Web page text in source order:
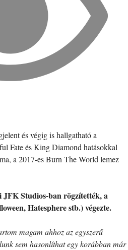
és végig is hallgatható a
Fate és King Diamond hatásokkal
a 2017-es Burn The World lemez
Studios-ban rögzítették, a
Hatesphere stb.) végezte.
magam ahhoz az egyszerű
sem hasonlíthat egy korábban már